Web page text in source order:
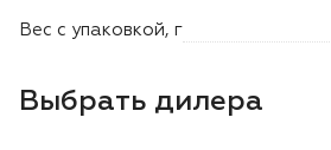
Вес с упаковкой, г
Выбрать дилера